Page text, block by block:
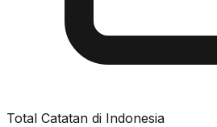
Total Catatan di Indonesia